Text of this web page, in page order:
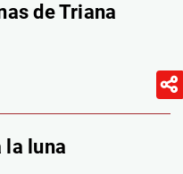
de Triana
la luna